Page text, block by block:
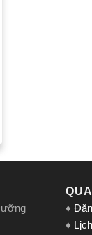
♦
♦